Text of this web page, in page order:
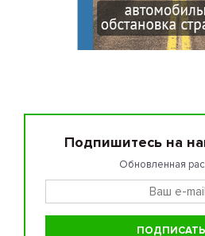
Подпишитесь на
Обновленная